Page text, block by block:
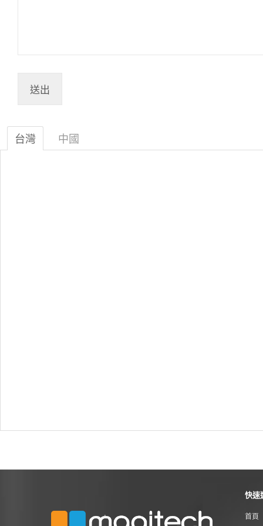
台灣 中國
快速
首頁